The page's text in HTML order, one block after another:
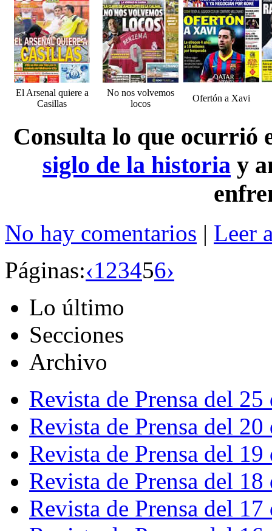
El Arsenal quiere a
Casillas
No nos volvemos
locos
Ofertón a Xavi
Consulta lo que ocurrió
siglo de la historia y
No hay comentarios | Leer
Páginas:‹123456›
Lo último
Secciones
Archivo
Revista de Prensa del
Revista de Prensa del
Revista de Prensa del
Revista de Prensa del
Revista de Prensa del